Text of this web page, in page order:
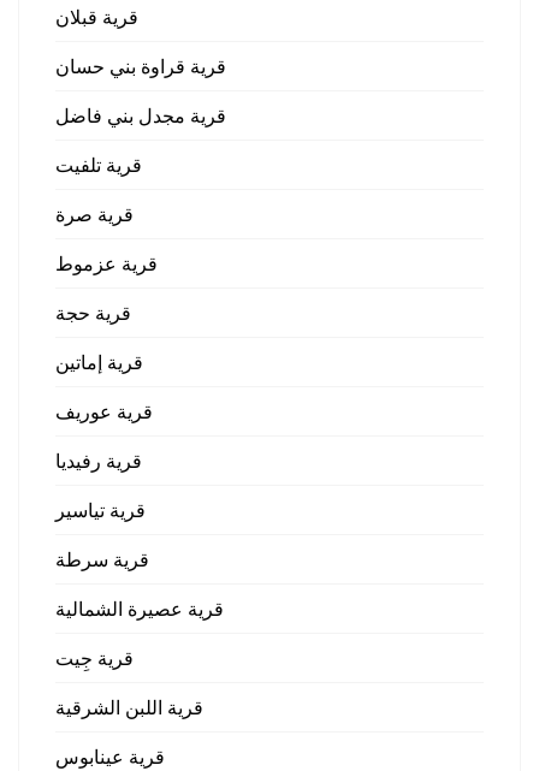
قرية قبلان
قرية قراوة بني حسان
قرية مجدل بني فاضل
قرية تلفيت
قرية صرة
قرية عزموط
قرية حجة
قرية إماتين
قرية عوريف
قرية رفيديا
قرية تياسير
قرية سرطة
قرية عصيرة الشمالية
قرية جِيت
قرية اللبن الشرقية
قرية عينابوس